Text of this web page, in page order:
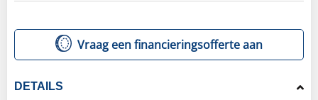
Vraag een financieringsofferte aan
DETAILS